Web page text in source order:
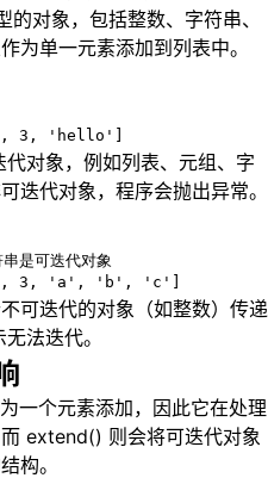
对象，包括整数、字符串、
为单一元素添加到列表中。
3, 'hello']
对象，例如列表、元组、字
迭代对象，程序会抛出异常。
可迭代对象
2, 3, 'a', 'b', 'c']
可迭代的对象（如整数）传递
法迭代。
一个元素添加，因此它在处理
extend() 则会将可迭代对象
构。